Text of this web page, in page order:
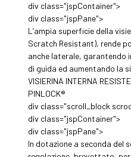
div class="jspContainer">
div class="jspPane">
L’ampia superficie della
Scratch Resistant), rende
anche laterale, garantendo
di guida ed aumentando la
VISIERINA INTERNA
PINLOCK®
div class="scroll_block
div class="jspContainer">
div class="jspPane">
In dotazione a seconda del